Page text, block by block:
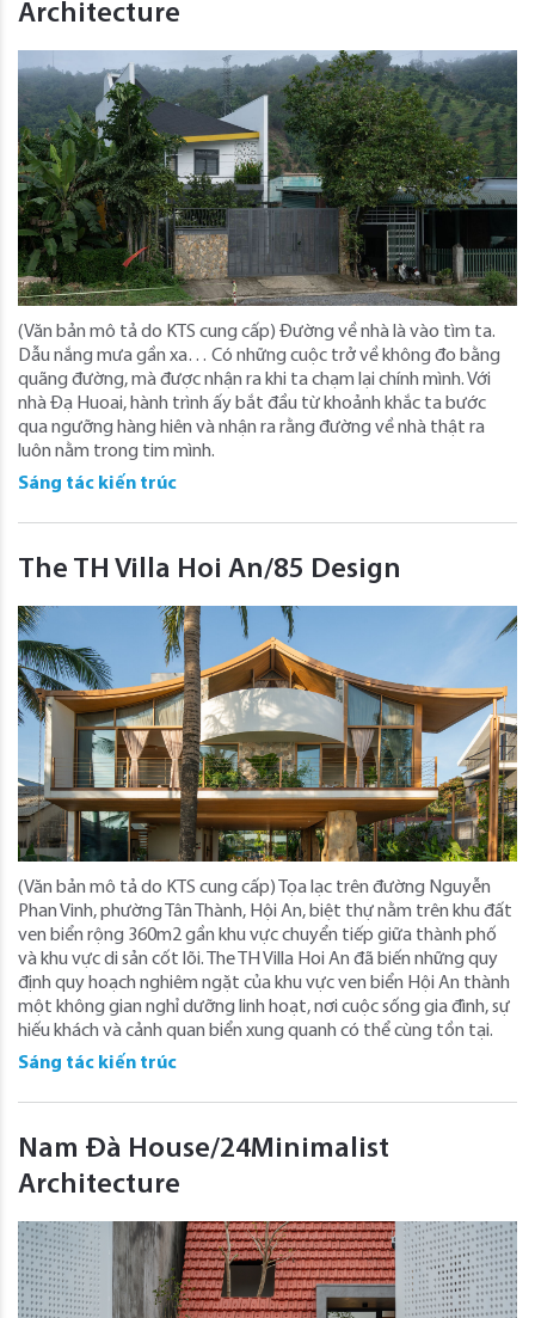
Architecture
(Văn bản mô tả do KTS cung cấp) Đường về nhà là vào tìm ta.
Dẫu nắng mưa gần xa… Có những cuộc trở về không đo bằng
quãng đường, mà được nhận ra khi ta chạm lại chính mình. Với
nhà Đạ Huoai, hành trình ấy bắt đầu từ khoảnh khắc ta bước
qua ngưỡng hàng hiên và nhận ra rằng đường về nhà thật ra
luôn nằm trong tim mình.
Sáng tác kiến trúc
The TH Villa Hoi An/85 Design
(Văn bản mô tả do KTS cung cấp) Tọa lạc trên đường Nguyễn
Phan Vinh, phường Tân Thành, Hội An, biệt thự nằm trên khu đất
ven biển rộng 360m2 gần khu vực chuyển tiếp giữa thành phố
và khu vực di sản cốt lõi. The TH Villa Hoi An đã biến những quy
định quy hoạch nghiêm ngặt của khu vực ven biển Hội An thành
một không gian nghỉ dưỡng linh hoạt, nơi cuộc sống gia đình, sự
hiếu khách và cảnh quan biển xung quanh có thể cùng tồn tại.
Sáng tác kiến trúc
Nam Đà House/24Minimalist
Architecture